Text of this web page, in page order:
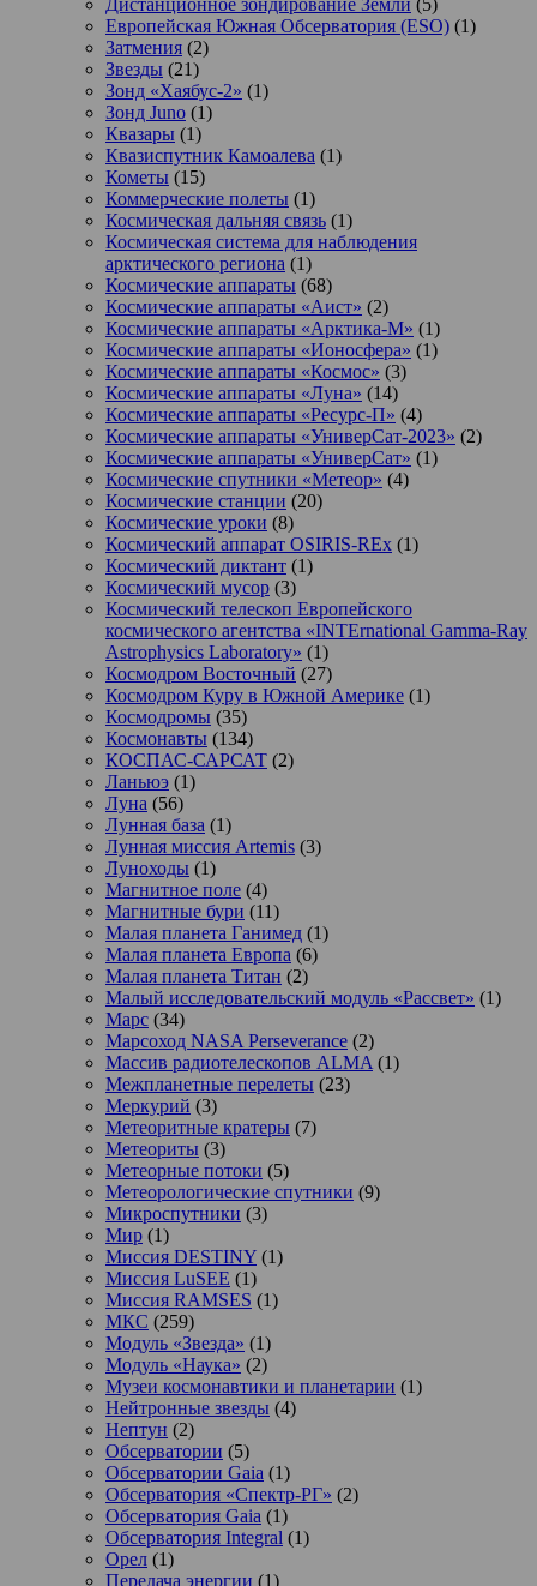
Европейская Южная Обсерватория (ESO) (1)
Затмения (2)
Звезды (21)
Зонд «Хаябус-2» (1)
Зонд Juno (1)
Квазары (1)
Квазиспутник Камоалева (1)
Кометы (15)
Коммерческие полеты (1)
Космическая дальняя связь (1)
Космическая система для наблюдения
арктического региона (1)
Космические аппараты (68)
Космические аппараты «Аист» (2)
Космические аппараты «Арктика-М» (1)
Космические аппараты «Ионосфера» (1)
Космические аппараты «Космос» (3)
Космические аппараты «Луна» (14)
Космические аппараты «Ресурс-П» (4)
Космические аппараты «УниверСат-2023» (2)
Космические аппараты «УниверСат» (1)
Космические спутники «Метеор» (4)
Космические станции (20)
Космические уроки (8)
Космический аппарат OSIRIS-REx (1)
Космический диктант (1)
Космический мусор (3)
Космический телескоп Европейского
космического агентства «INTErnational Gamma-Ray
Astrophysics Laboratory» (1)
Космодром Восточный (27)
Космодром Куру в Южной Америке (1)
Космодромы (35)
Космонавты (134)
КОСПАС-САРСАТ (2)
Ланьюэ (1)
Луна (56)
Лунная база (1)
Лунная миссия Artemis (3)
Луноходы (1)
Магнитное поле (4)
Магнитные бури (11)
Малая планета Ганимед (1)
Малая планета Европа (6)
Малая планета Титан (2)
Малый исследовательский модуль «Рассвет» (1)
Марс (34)
Марсоход NASA Perseverance (2)
Массив радиотелескопов ALMA (1)
Межпланетные перелеты (23)
Меркурий (3)
Метеоритные кратеры (7)
Метеориты (3)
Метеорные потоки (5)
Метеорологические спутники (9)
Микроспутники (3)
Мир (1)
Миссия DESTINY (1)
Миссия LuSEE (1)
Миссия RAMSES (1)
МКС (259)
Модуль «Звезда» (1)
Модуль «Наука» (2)
Музеи космонавтики и планетарии (1)
Нейтронные звезды (4)
Нептун (2)
Обсерватории (5)
Обсерватории Gaia (1)
Обсерватория «Спектр-РГ» (2)
Обсерватория Gaia (1)
Обсерватория Integral (1)
Орел (1)
Передача энергии (1)